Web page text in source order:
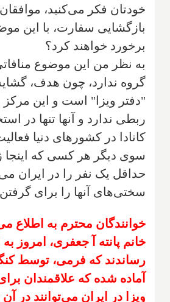
خودتان فکر می‌کنید،
بازگشایی سفارت، با این
برخورد خواهند کرد؟
به نظر من این موضوع
گروه ندارد، چون هدف،
"دفتر ویزا" است و این مرکز
ربطی ندارد و آنها تنها در
کانادا در کشورهای دنیا
سوی دیگر هر کسی که اینجا
حداقل یک نفر را در ایران
سختی‌های آنها را برای
خوانندگان محترم به اطلاع
خانم پانته آ جعفری، امروز به
رساندند که فرمی، توسط
آماده شده که علاقمندان
ویزا در ایران می‌توانند در